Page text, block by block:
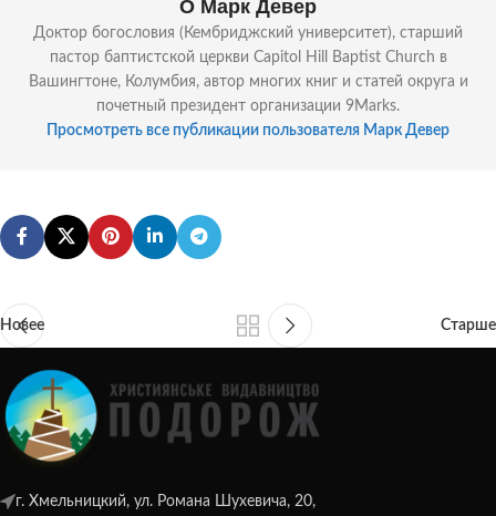
О Марк Девер
Доктор богословия (Кембриджский университет), старший
пастор баптистской церкви Capitol Hill Baptist Church в
Вашингтоне, Колумбия, автор многих книг и статей округа и
почетный президент организации 9Marks.
Просмотреть все публикации пользователя Марк Девер
Новее Старше
г. Хмельницкий, ул. Романа Шухевича, 20,